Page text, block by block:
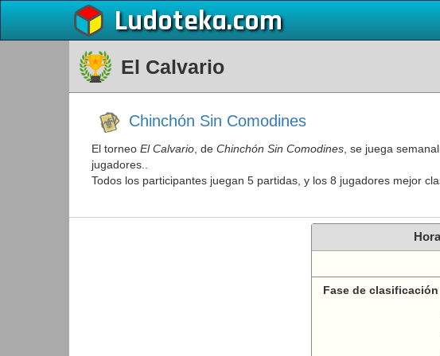
Ludoteka
El Calvario
Chinchón Sin Comodines
El torneo El Calvario , de Chinchón Sin Comodines , se juega
jugadores..
Todos los participantes juegan 5 partidas, y los 8 jugadores mejor
Fase de clasificación